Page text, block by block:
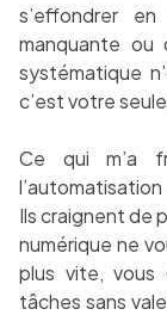
s’effondrer
manquante ou
systématique
c’est votre
Ce qui m’a
Ils craignent de
numérique ne
plus vite, vous
tâches sans